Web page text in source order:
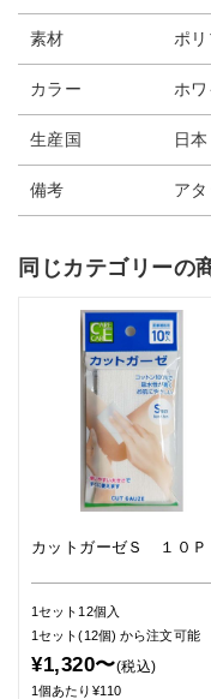
素材 ポ
カラー ホワ
生産国 日本
備考 ア
同じカテゴリーの
カットガーゼＳ １０Ｐ
1セット12個入
1セット(12個)から注文可能
¥1,320〜(税込)
1個あたり¥110